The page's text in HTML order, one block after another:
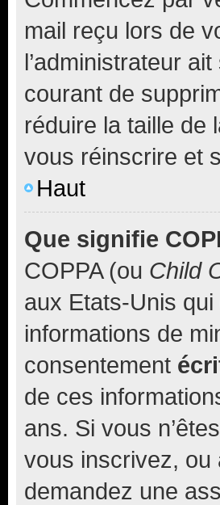
mail reçu lors de
l’administrateur
courant de
réduire la taille de
vous réinscrire et
Haut
Que signifie
COPPA (ou Child
aux Etats-Unis
informations de
consentement
de ces
ans. Si vous
vous inscrivez, ou
demandez une